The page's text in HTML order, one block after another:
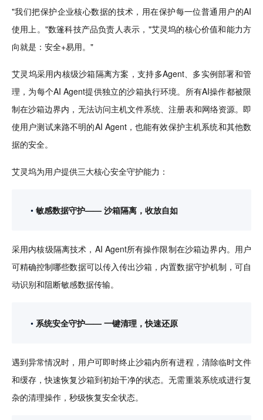
"我们把保护企业核心数据的技术，用在保护每一位普通用户的AI
使用上。"数篷科技产品负责人表示，"艾灵坞的核心价值和能力方
向就是：安全+易用。"
艾灵坞采用内核级沙箱隔离方案，支持多Agent、多实例部署和管
理，为每个AI Agent提供独立的沙箱执行环境。所有AI操作都被限
制在沙箱边界内，无法访问主机文件系统、注册表和网络资源。即
使用户测试来路不明的AI Agent，也能有效保护主机系统和其他数
据的安全。
艾灵坞为用户提供三大核心安全守护能力：
敏感数据守护—— 沙箱隔离，收放自如
采用内核级隔离技术，AI Agent所有操作限制在沙箱边界内。用户
可精确控制哪些数据可以传入传出沙箱，内置数据守护机制，可自
动识别和阻断敏感数据传输。
系统安全守护—— 一键清理，快速还原
遇到异常情况时，用户可即时终止沙箱内所有进程，清除临时文件
和缓存，快速恢复沙箱到初始干净的状态。无需重装系统或进行复
杂的清理操作，秒级恢复安全状态。